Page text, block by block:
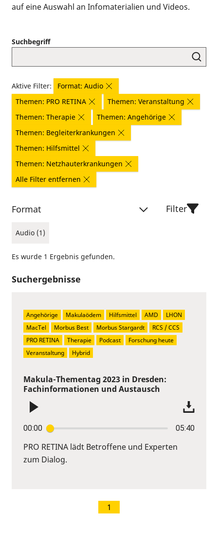
auf eine Auswahl an Infomaterialien und Videos.
Suchbegriff
Aktive Filter:
Format: Audio
Themen: PRO RETINA
Themen: Veranstaltung
Themen: Therapie
Themen: Angehörige
Themen: Begleiterkrankungen
Themen: Hilfsmittel
Themen: Netzhauterkrankungen
Alle Filter entfernen
Format
Audio (1)
Filter
Es wurde 1 Ergebnis gefunden.
Suchergebnisse
Makula-Thementag 2023 in Dresden:
Fachinformationen und Austausch
00:00 05:40
PRO RETINA lädt Betroffene und Experten
zum Dialog.
Angehörige Makulaödem Hilfsmittel AMD
LHON
MacTel
Morbus Best Morbus Stargardt
RCS / CCS
PRO RETINA
Therapie Podcast
Forschung heute
Veranstaltung
Hybrid
1